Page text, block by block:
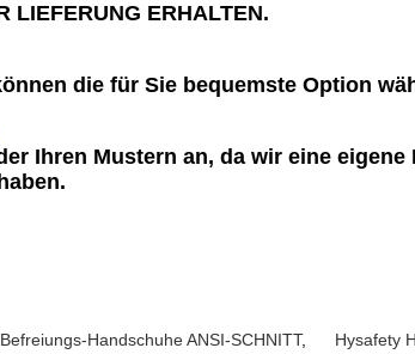
LIEFERUNG ERHALTEN.
die für Sie bequemste Option
Ihren Mustern an, da wir eine eigene
Handschuhe ANSI-SCHNITT, Hysafety